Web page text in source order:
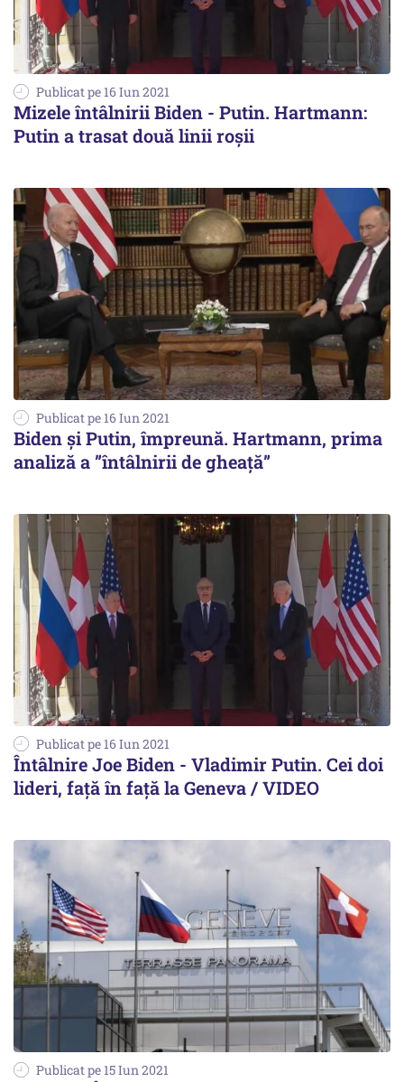
Publicat pe 16 Iun 2021
Mizele întâlnirii Biden - Putin. Hartmann:
Putin a trasat două linii roșii
Publicat pe 16 Iun 2021
Biden și Putin, împreună. Hartmann, prima
analiză a ”întâlnirii de gheață”
Publicat pe 16 Iun 2021
Întâlnire Joe Biden - Vladimir Putin. Cei doi
lideri, față în față la Geneva / VIDEO
Publicat pe 15 Iun 2021